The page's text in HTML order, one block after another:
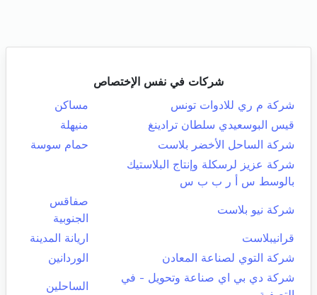
شركات في نفس الإختصاص
شركة م ري للادوات تونس
مساكن
قيس البوسعيدي سلطان ترادينغ
منيهلة
شركة الساحل الأخضر بلاست
حمام سوسة
شركة عزيز لرسكلة وإنتاج البلاستيك
بالوسط س أ ر ب ب س
شركة نيو بلاست
صفاقس
الجنوبية
قرانيبلاست
اريانة المدينة
شركة التوي لصناعة المعادن
الوردانين
شركة دي بي اي صناعة وتحويل - في
الساحلين